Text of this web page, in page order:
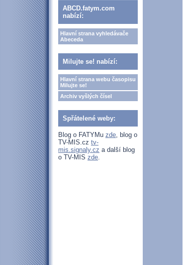
ABCD.fatym.com
nabízí:
Hlavní strana vyhledávače
Abeceda
Milujte se! nabízí:
Hlavní strana webu časopisu
Milujte se!
Archiv vyšlých čísel
Spřátelené weby:
Blog o FATYMu zde, blog o
TV-MIS.cz tv-
mis.signaly.cz a další blog
o TV-MIS zde.